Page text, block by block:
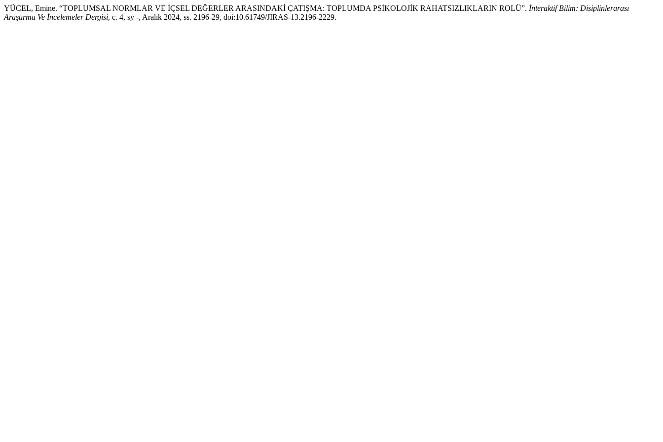
YÜCEL, Emine. “TOPLUMSAL NORMLAR VE İÇSEL DEĞERLER ARASINDAKİ ÇATIŞMA: TOPLUMDA PSİKOLOJİK RAHATSIZLIKLARIN ROLÜ”. İnteraktif Bilim: Disiplinlerarası
Araştırma Ve İncelemeler Dergisi, c. 4, sy -, Aralık 2024, ss. 2196-29, doi:10.61749/JIRAS-13.2196-2229.